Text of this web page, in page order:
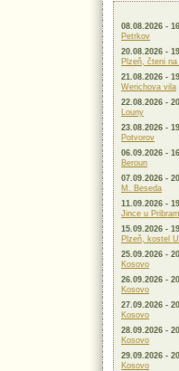
08.08.2026 -
Petrkov
20.08.2026 -
Plzeň, čteni na
21.08.2026 -
Werichova vila
22.08.2026 -
Louny
23.08.2026 -
Potvorov
06.09.2026 -
Beroun
07.09.2026 -
M. Beseda
11.09.2026 -
Jince u
15.09.2026 -
Plzeň, kostel
25.09.2026 -
Kosovo
26.09.2026 -
Kosovo
27.09.2026 -
Kosovo
28.09.2026 -
Kosovo
29.09.2026 -
Kosovo